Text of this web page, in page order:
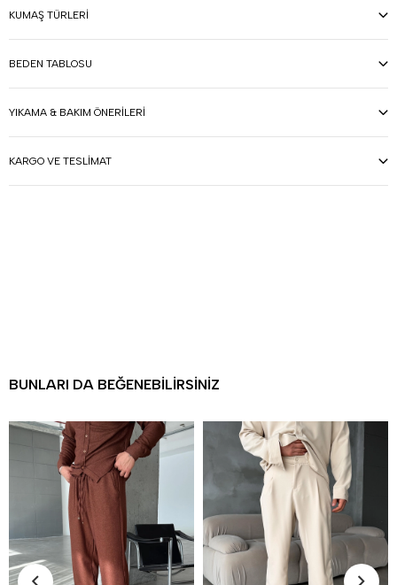
KUMAŞ TÜRLERI
BEDEN TABLOSU
YIKAMA & BAKIM ÖNERILERI
KARGO VE TESLIMAT
BUNLARI DA BEĞENEBILIRSINIZ